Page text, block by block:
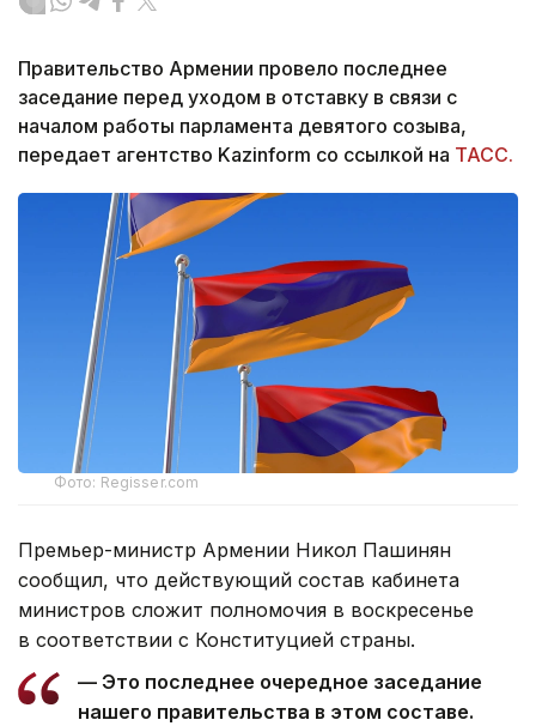
Правительство Армении провело последнее
заседание перед уходом в отставку в связи с
началом работы парламента девятого созыва,
передает агентство Kazinform со ссылкой на ТАСС.
Фото: Regisser.com
Премьер-министр Армении Никол Пашинян
сообщил, что действующий состав кабинета
министров сложит полномочия в воскресенье
в соответствии с Конституцией страны.
— Это последнее очередное заседание
нашего правительства в этом составе.